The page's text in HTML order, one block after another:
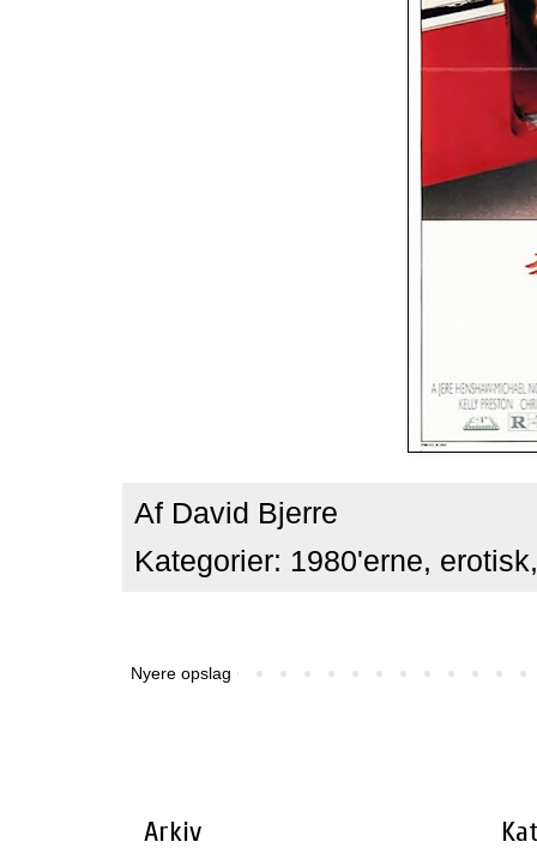
Af David Bjerre
Kategorier: 1980'erne, erotisk
Nyere opslag
Arkiv